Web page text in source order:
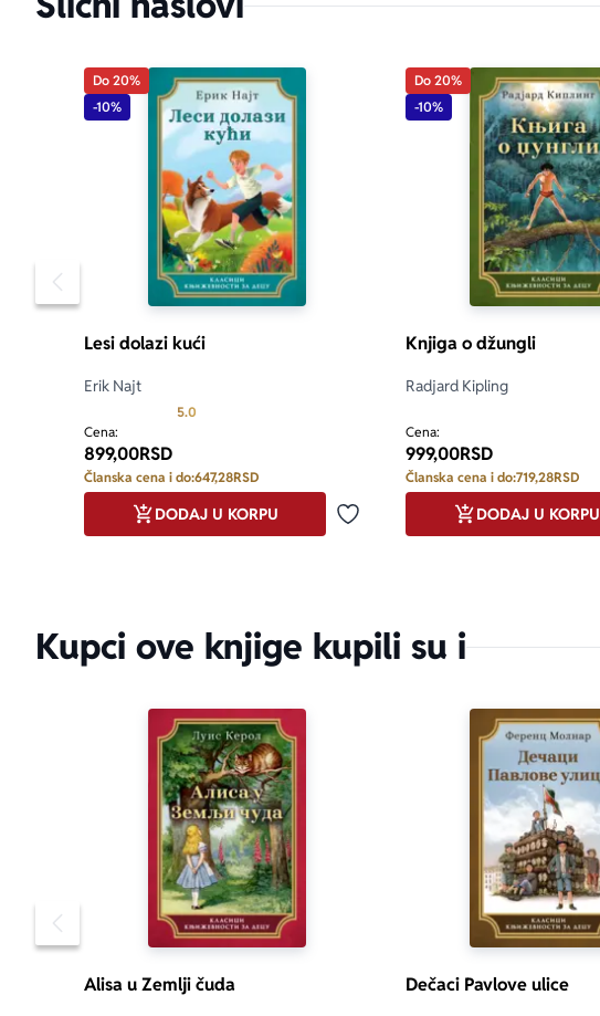
Pomeranje sadržaja slajdera u levo
Do 20%
-10%
Lesi dolazi kući
Erik Najt
5.0
Cena:
899,00RSD
Članska cena i do:647,28RSD
Dodaj u omiljene
DODAJ U KORPU
Do 20%
-10%
Knjiga o džungli
Radjard Kipling
Cena:
999,00RSD
Članska cena i do:719,28RSD
DODAJ U KORPU
Kupci ove knjige kupili su i
Pomeranje sadržaja slajdera u levo
Alisa u Zemlji čuda Dečaci Pavlove ulice